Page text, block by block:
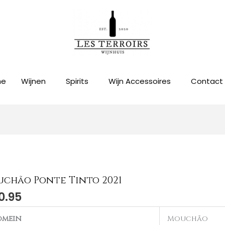
Wijnen Spirits Wijn Accessoires Contact
Ponte Tinto 2021
Mouchão